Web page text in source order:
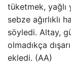
tüketmek, yağlı
sebze ağırlıklı
söyledi. Altay,
olmadıkça
ekledi. (AA)